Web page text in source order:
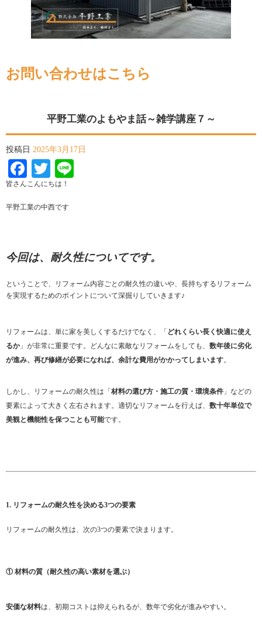
お問い合わせはこちら
平野工業のよもやま話～雑学講座７～
投稿日 2025年3月17日
Facebook
Twitter
皆さんこんにちは！
平野工業の中西です
今回は、耐久性についてです。
ということで、リフォーム内容ごとの耐久性の違いや、長持ちするリフォーム
を実現するためのポイントについて深掘りしていきます♪
リフォームは、単に家を美しくするだけでなく、「 どれくらい長く快適に使え
るか」が非常に重要です。どんなに素敵なリフォームをしても、 数年後に劣化
が進み、再び修繕が必要になれば、余計な費用がかかってしまいます。
しかし、リフォームの耐久性は「 材料の選び方・施工の質・環境条件 」などの
要素によって大きく左右されます。適切なリフォームを行えば、 数十年単位で
美観と機能性を保つことも可能です。
1. リフォームの耐久性を決める3つの要素
リフォームの耐久性は、次の3つの要素で決まります。
① 材料の質（耐久性の高い素材を選ぶ）
安価な材料は、初期コストは抑えられるが、数年で劣化が進みやすい。